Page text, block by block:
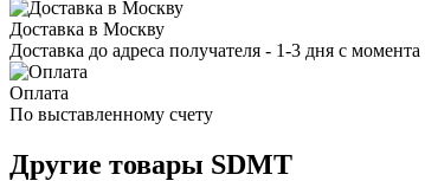
Доставка в Москву
Доставка до адреса получателя - 1-3 дня с момента
Оплата
По выставленному счету
Другие товары SDMT